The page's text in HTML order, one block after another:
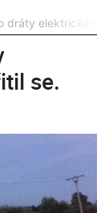
dráty elektrického
se.